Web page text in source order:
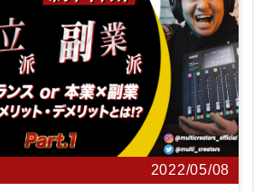
2022/05/08